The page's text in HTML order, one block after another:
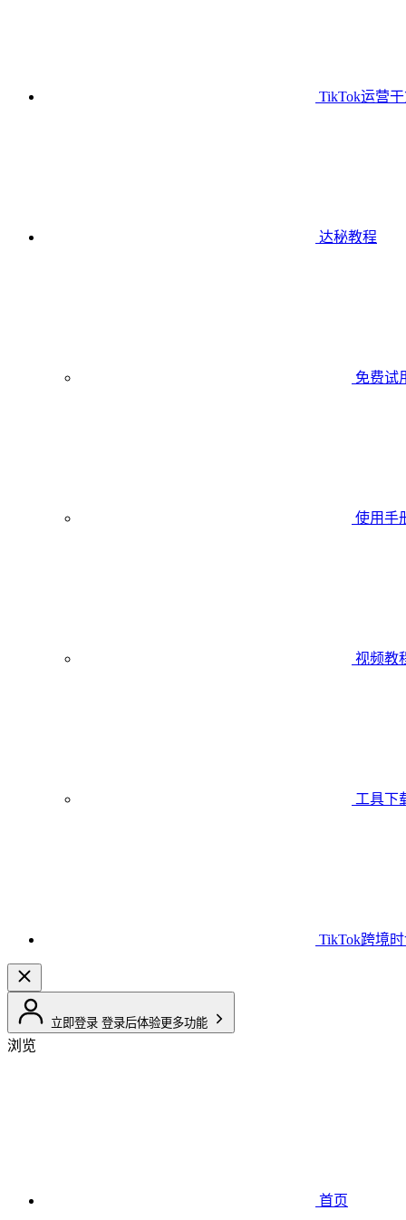
TikTok运营
达秘教程
免费试
使用手
视频教
工具下
TikTok跨境
立即登录 登录后体验更多功能
浏览
首页